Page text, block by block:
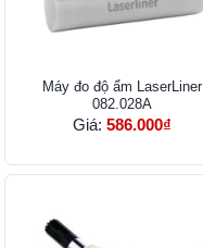
Máy đo độ ẩm LaserLiner
082.028A
Giá: 586.000₫